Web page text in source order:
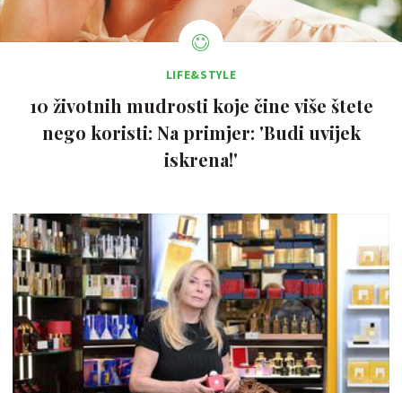
LIFE&STYLE
10 životnih mudrosti koje čine više štete
nego koristi: Na primjer: 'Budi uvijek
iskrena!'